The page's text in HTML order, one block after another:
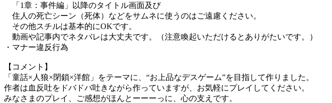
「1章：事件編」以降のタイトル画面及び
住人の死亡シーン（死体）などをサムネに使うのはご遠慮ください。
その他スチルは基本的にOKです。
動画や記事内でネタバレは大丈夫です。（注意喚起いただけるとありがたいです。）
・マナー違反行為
【コメント】
「童話×人狼×閉鎖×洋館」をテーマに、“お上品なデスゲーム”を目指して作りました。
作者は血反吐をドバドバ吐きながら作っていますが、お気軽にプレイしてください。
みなさまのプレイ、ご感想がほんとーーーっに、心の支えです。